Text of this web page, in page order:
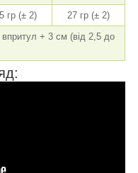
гр (± 2)
27 гр (± 2)
впритул + 3 см (від 2,5 до